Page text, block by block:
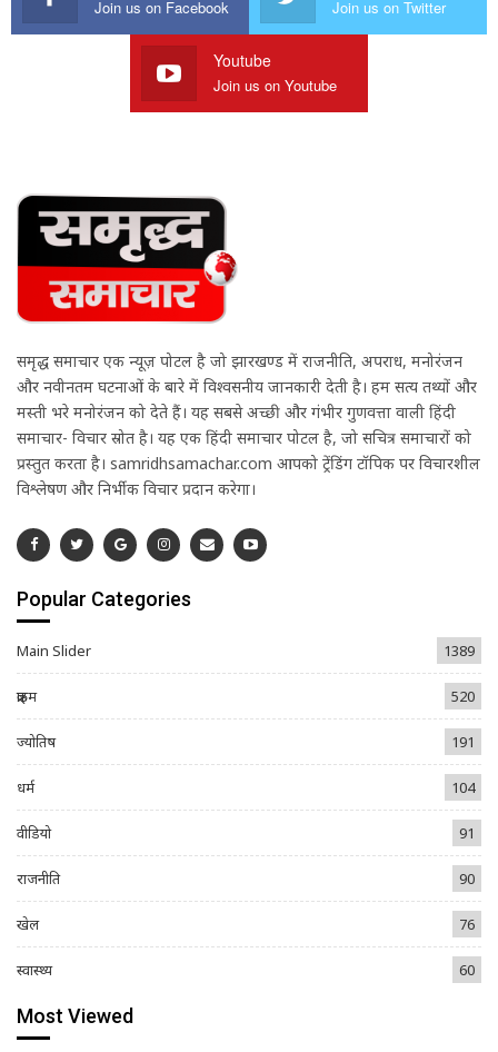
Join us on Facebook Join us on Twitter
Youtube
Join us on Youtube
समृद्ध समाचार एक न्यूज़ पोर्टल है जो झारखण्ड में राजनीति, अपराध, मनोरंजन
और नवीनतम घटनाओं के बारे में विश्वसनीय जानकारी देती है। हम सत्य तथ्यों और
मस्ती भरे मनोरंजन को देते हैं। यह सबसे अच्छी और गंभीर गुणवत्ता वाली हिंदी
समाचार- विचार स्रोत है। यह एक हिंदी समाचार पोर्टल है, जो सचित्र समाचारों को
प्रस्तुत करता है। samridhsamachar.com आपको ट्रेंडिंग टॉपिक पर विचारशील
विश्लेषण और निर्भीक विचार प्रदान करेगा।
Popular Categories
Main Slider 1389
क्राइम 520
ज्योतिष 191
धर्म 104
वीडियो 91
राजनीति 90
खेल 76
स्वास्थ्य 60
Most Viewed